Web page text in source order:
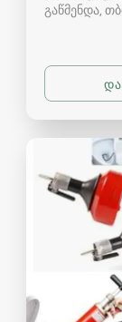
გაწმენდა